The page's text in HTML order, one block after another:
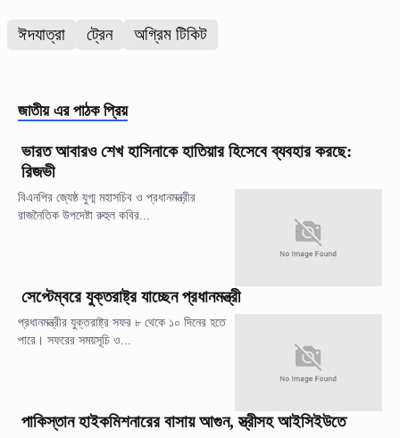
ঈদযাত্রা ট্রেন অগ্রিম টিকিট
জাতীয় এর পাঠক প্রিয়
ভারত আবারও শেখ হাসিনাকে হাতিয়ার হিসেবে ব্যবহার করছে:
রিজভী
বিএনপির জ্যেষ্ঠ যুগ্ম মহাসচিব ও প্রধানমন্ত্রীর
রাজনৈতিক উপদেষ্টা রুহুল কবির...
সেপ্টেম্বরে যুক্তরাষ্ট্র যাচ্ছেন প্রধানমন্ত্রী
প্রধানমন্ত্রীর যুক্তরাষ্ট্র সফর ৮ থেকে ১০ দিনের হতে
পারে। সফরের সময়সূচি ও...
পাকিস্তান হাইকমিশনারের বাসায় আগুন, স্ত্রীসহ আইসিইউতে